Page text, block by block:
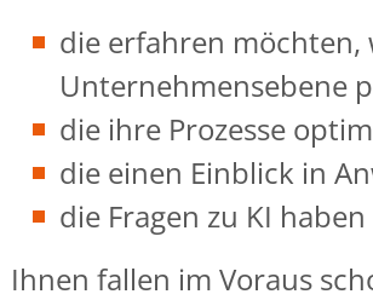
die erfahren möchten,
Unternehmensebene
die ihre Prozesse
die einen Einblick in
die Fragen zu KI
Ihnen fallen im Voraus